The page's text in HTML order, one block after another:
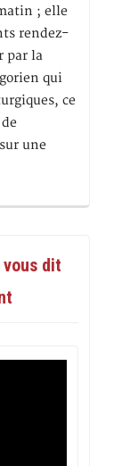
; elle
rendez-
par la
qui
ce
une
vous dit